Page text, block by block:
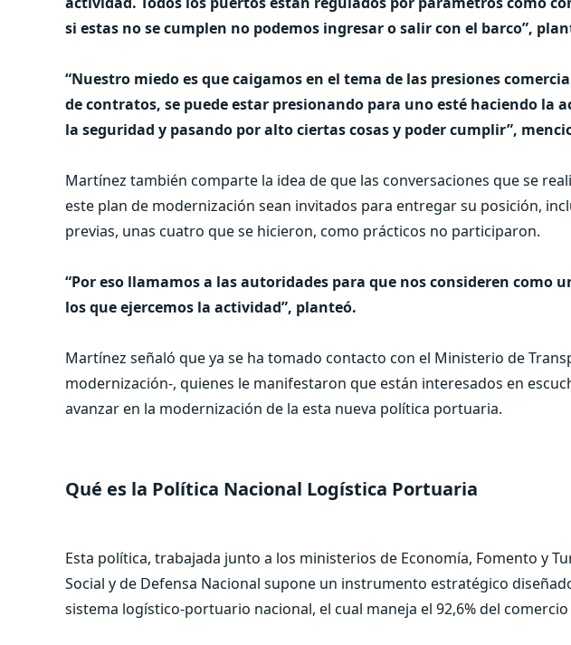
si estas no se cumplen no podemos ingresar o salir con el barco”,
“Nuestro miedo es que caigamos en el tema de las presiones
de contratos, se puede estar presionando para uno esté haciendo la
la seguridad y pasando por alto ciertas cosas y poder cumplir”,
Martínez también comparte la idea de que las conversaciones que se
este plan de modernización sean invitados para entregar su posición,
previas, unas cuatro que se hicieron, como prácticos no participaron.
“Por eso llamamos a las autoridades para que nos consideren como
los que ejercemos la actividad”, planteó.
Martínez señaló que ya se ha tomado contacto con el Ministerio de
modernización-, quienes le manifestaron que están interesados en
avanzar en la modernización de la esta nueva política portuaria.
Qué es la Política Nacional Logística Portuaria
Esta política, trabajada junto a los ministerios de Economía, Fomento y
Social y de Defensa Nacional supone un instrumento estratégico
sistema logístico-portuario nacional, el cual maneja el 92,6% del